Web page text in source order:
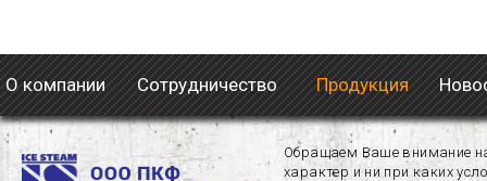
О компании Сотрудничество Продукция
Обращаем Ваше внимание
характер и ни при каких